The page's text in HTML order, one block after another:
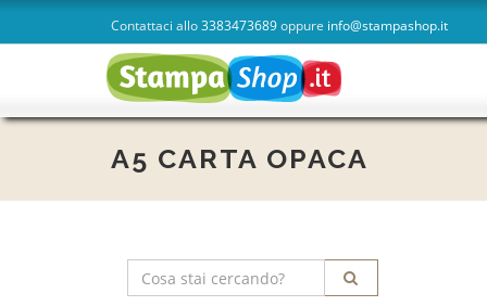
Contattaci allo3383473689oppure info@stampashop.it
homepage
A5 CARTA OPACA